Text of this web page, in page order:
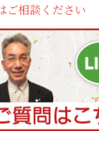
ご相談ください